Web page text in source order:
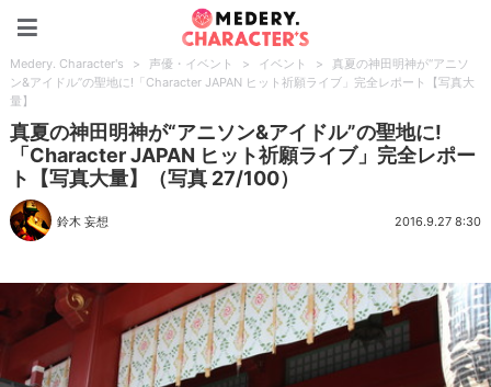
Medery. Character's > 声優・イベント > イベント >
真夏の神田明神が“アニソ
ン&アイドル”の聖地に!「Character JAPAN ヒット祈願ライブ」完全レポート【写真大
量】
真夏の神田明神が“アニソン&アイドル”の聖地に!
「Character JAPAN ヒット祈願ライブ」完全レポー
ト【写真大量】（写真 27/100）
鈴木 妄想 2016.9.27 8:30